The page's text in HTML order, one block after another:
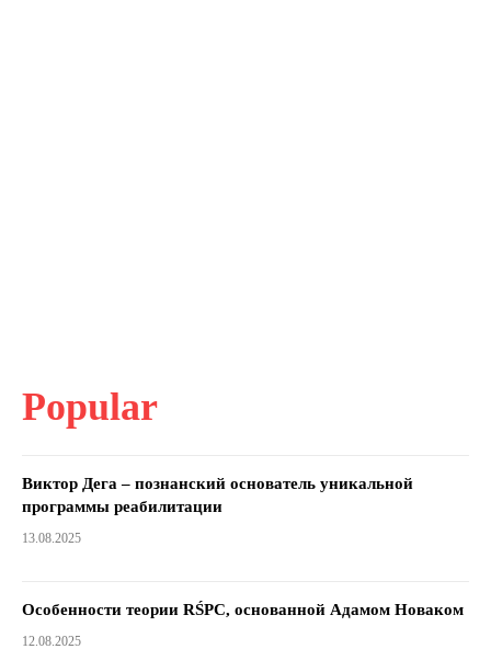
Popular
Виктор Дега – познанский основатель уникальной
программы реабилитации
13.08.2025
Особенности теории RŚPC, основанной Адамом Новаком
12.08.2025